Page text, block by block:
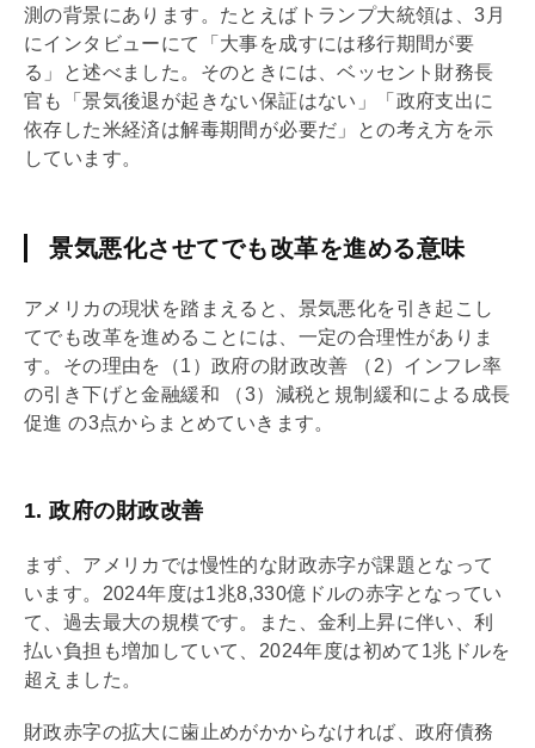
測の背景にあります。たとえばトランプ大統領は、3月
にインタビューにて「大事を成すには移行期間が要
る」と述べました。そのときには、ベッセント財務長
官も「景気後退が起きない保証はない」「政府支出に
依存した米経済は解毒期間が必要だ」との考え方を示
しています。
景気悪化させてでも改革を進める意味
アメリカの現状を踏まえると、景気悪化を引き起こし
てでも改革を進めることには、一定の合理性がありま
す。その理由を（1）政府の財政改善 （2）インフレ率
の引き下げと金融緩和 （3）減税と規制緩和による成長
促進 の3点からまとめていきます。
1. 政府の財政改善
まず、アメリカでは慢性的な財政赤字が課題となって
います。2024年度は1兆8,330億ドルの赤字となってい
て、過去最大の規模です。また、金利上昇に伴い、利
払い負担も増加していて、2024年度は初めて1兆ドルを
超えました。
財政赤字の拡大に歯止めがかからなければ、政府債務